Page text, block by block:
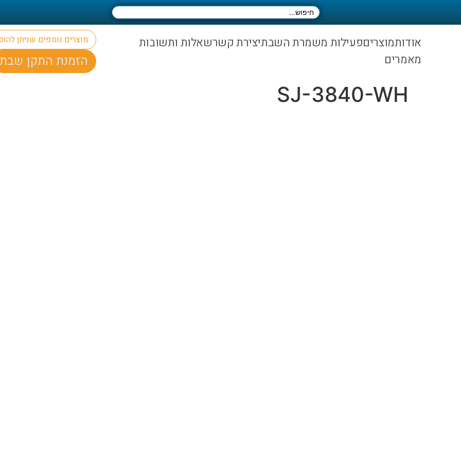
אודותמוצריםפעילות משמרת השבתיצירת קשרשאלות ותשובות
מאמרים
מוצרים נוספים שניתן
הזמנת התקן שבת
SJ-3840-WH